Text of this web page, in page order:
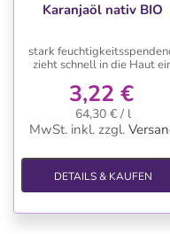
Karanjaöl nativ BIO
stark
zieht schnell in die Haut
3,22 €
64,30 € / l
MwSt. inkl. zzgl.
DETAILS & KAUFEN